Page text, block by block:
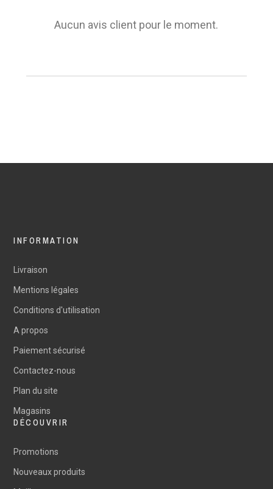
Aucun avis client pour le moment.
INFORMATION
Livraison
Mentions légales
Conditions d'utilisation
A propos
Paiement sécurisé
Contactez-nous
Plan du site
Magasins
DÉCOUVRIR
Promotions
Nouveaux produits